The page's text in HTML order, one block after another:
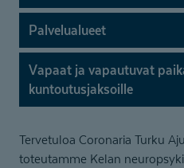
Palvelualueet
Vapaat ja vapautuvat paikat Kelan
kuntoutus­jaksoille
Tervetuloa Coronaria Turku
toteutamme Kelan